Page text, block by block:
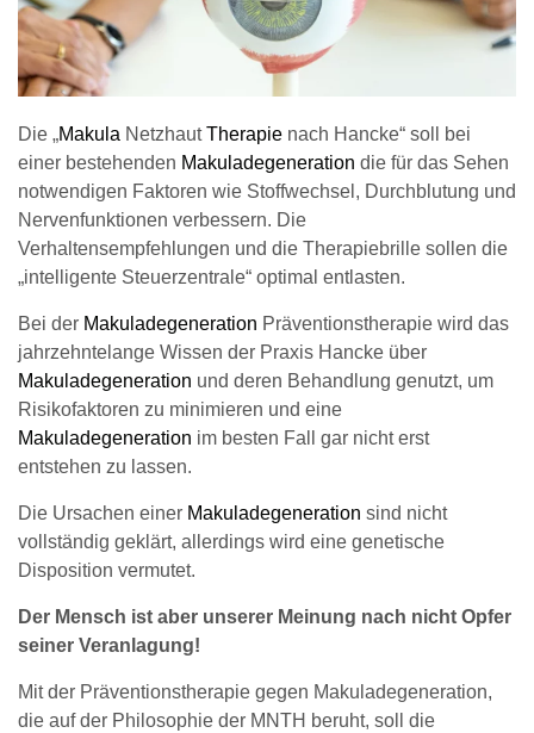
Die „Makula NetzhautTherapie nach Hancke“ soll bei
einer bestehenden Makuladegeneration die für das Sehen
notwendigen Faktoren wie Stoffwechsel, Durchblutung und
Nervenfunktionen verbessern. Die
Verhaltensempfehlungen und die Therapiebrille sollen die
„intelligente Steuerzentrale“ optimal entlasten.
Bei der Makuladegeneration Präventionstherapie wird das
jahrzehntelange Wissen der Praxis Hancke über
Makuladegeneration und deren Behandlung genutzt, um
Risikofaktoren zu minimieren und eine
Makuladegeneration im besten Fall gar nicht erst
entstehen zu lassen.
Die Ursachen einer Makuladegeneration sind nicht
vollständig geklärt, allerdings wird eine genetische
Disposition vermutet.
Der Mensch ist aber unserer Meinung nach nicht Opfer
seiner Veranlagung!
Mit der Präventionstherapie gegen Makuladegeneration,
die auf der Philosophie der MNTH beruht, soll die